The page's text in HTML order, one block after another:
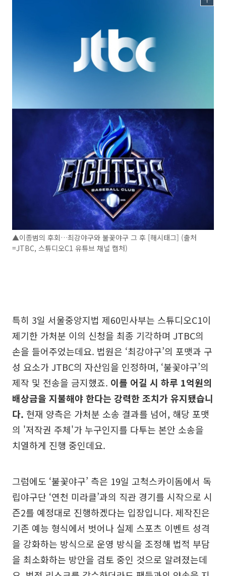
▲이종범의 후회…최강야구와 불꽃야구 그 후 [해시태그] (출처
=JTBC, 스튜디오C1 유튜브 채널 캡처)
특히 3일 서울중앙지법 제60민사부는 스튜디오C1이
제기한 가처분 이의 신청을 최종 기각하며 JTBC의
손을 들어주었는데요. 법원은 ‘최강야구’의 포맷과 구
성 요소가 JTBC의 자산임을 인정하며, ‘불꽃야구’의
제작 및 전송을 금지했죠. 이를 어길 시 하루 1억원의
배상금을 지불해야 한다는 강력한 조치가 유지됐습니
다. 현재 양측은 가처분 소송 결과를 넘어, 해당 포맷
의 '저작권 주체'가 누구인지를 다투는 본안 소송을
치열하게 진행 중인데요.
그럼에도 ‘불꽃야구’ 측은 19일 고척스카이돔에서 독
립야구단 ‘연천 미라클’과의 직관 경기를 시작으로 시
즌2를 예정대로 진행하겠다는 입장입니다. 제작진은
기존 예능 형식에서 벗어나 실제 스포츠 이벤트 성격
을 강화하는 방식으로 운영 방식을 조정해 법적 부담
을 최소화하는 방안을 검토 중인 것으로 알려졌는데